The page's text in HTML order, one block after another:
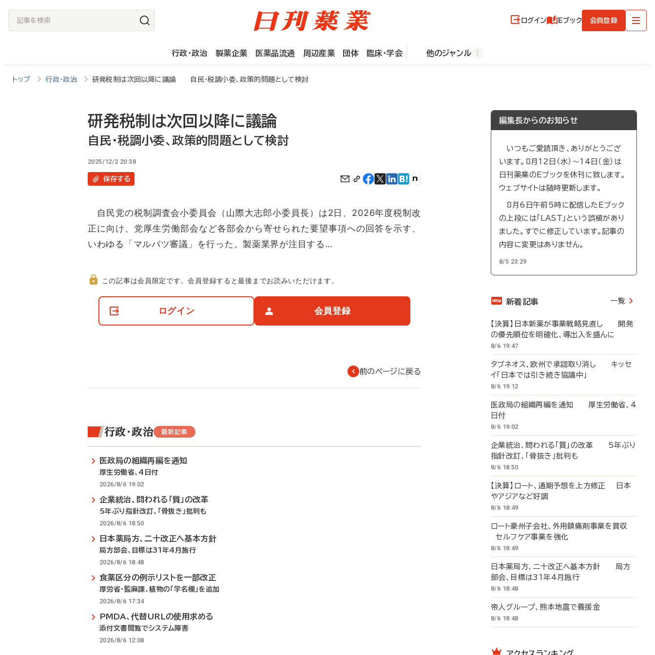
記
事
検
索
ログイン Eブック 会員登録
行政・政治 製薬企業 医薬品流通 周辺産業 団体 臨床・学会 他のジャンル
トップ 行政・政治 研発税制は次回以降に議論 自民・税調小委、政策的問題として検討
研発税制は次回以降に議論
自民・税調小委、政策的問題として検討
2025/12/2 20:38
保存する
自民党の税制調査会小委員会（山際大志郎小委員長）は2日、2026年度税制改
正に向け、党厚生労働部会など各部会から寄せられた要望事項への回答を示す、
いわゆる「マルバツ審議」を行った。製薬業界が注目する…
て
この記事は会員限定です。会員登録すると最後までお読みいただけます。
ログイン 会員登録
前のページに戻る
行政・政治 最新記事
医政局の組織再編を通知
厚生労働省、4日付
2026/8/6 19:02
企業統治、問われる「質」の改革
5年ぶり指針改訂、「骨抜き」批判も
2026/8/6 18:50
日本薬局方、二十改正へ基本方針
局方部会、目標は31年4月施行
2026/8/6 18:48
食薬区分の例示リストを一部改正
厚労省・監麻課、植物の「学名欄」を追加
2026/8/6 17:34
PMDA、代替URLの使用求める
添付文書閲覧でシステム障害
2026/8/6 12:08
編集長からのお知らせ
いつもご愛読頂き、ありがとうござ
います。8月12日（水）～14日（金）は
日刊薬業のEブックを休刊に致します。
ウェブサイトは随時更新します。
8月6日午前5時に配信したEブック
の上段には「LAST」という誤植があり
ました。すでに修正しています。記事の
内容に変更はありません。
8/5 23:29
新着記事 一覧
【決算】日本新薬が事業戦略見直し 開発
の優先順位を明確化、導出入を盛んに
8/6 19:47
タブネオス、欧州で承認取り消し キッセ
イ「日本では引き続き協議中」
8/6 19:12
医政局の組織再編を通知 厚生労働省、4
日付
8/6 19:02
企業統治、問われる「質」の改革 5年ぶり
指針改訂、「骨抜き」批判も
8/6 18:50
【決算】ロート、通期予想を上方修正 日本
やアジアなど好調
8/6 18:49
ロート豪州子会社、外用鎮痛剤事業を買収
セルフケア事業を強化
8/6 18:49
日本薬局方、二十改正へ基本方針 局方
部会、目標は31年4月施行
8/6 18:48
帝人グループ、熊本地震で義援金
8/6 18:48